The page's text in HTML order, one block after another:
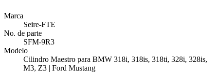
Marca
Seire-FTE
No. de parte
SFM-9R3
Modelo
Cilindro Maestro para BMW 318i, 318is, 318ti, 328i, 328is,
M3, Z3 | Ford Mustang